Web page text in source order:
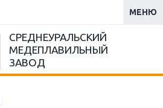
МЕНЮ
СРЕДНЕУРАЛЬСКИЙ
МЕДЕПЛАВИЛЬНЫЙ
ЗАВОД